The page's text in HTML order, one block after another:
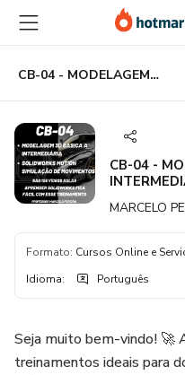
para
conteúdo
principal
para
pagamento
para
rodapé
CB-04 - MODELAGEM 3D BÁSICO AO INTERMEDIÁRIO - SOLIDWORKS MOTION
CB-04 -
MARCELO
Formato: Cursos Online e
Idioma: Português
Seja muito bem-vindo! 🚀
treinamentos ideais para